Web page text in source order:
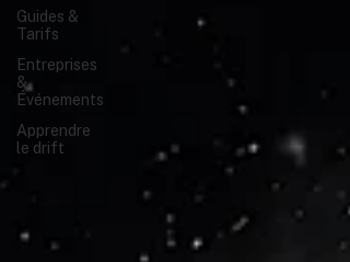
Guides &
Tarifs
Entreprises
&
Événements
Apprendre
le drift